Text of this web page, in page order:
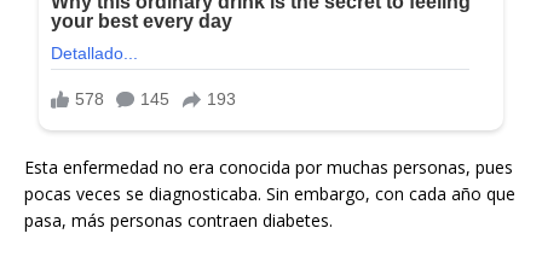
Esta enfermedad no era conocida por muchas personas, pues
pocas veces se diagnosticaba. Sin embargo, con cada año que
pasa, más personas contraen diabetes.